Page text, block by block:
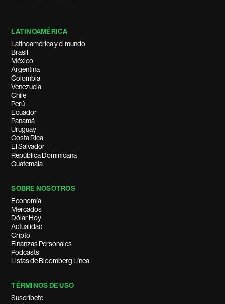
LATINOAMÉRICA
Latinoamérica y el mundo
Brasil
México
Argentina
Colombia
Venezuela
Chile
Perú
Ecuador
Panamá
Uruguay
Costa Rica
El Salvador
República Dominicana
Guatemala
SOBRE NOSOTROS
Economía
Mercados
Dólar Hoy
Actualidad
Cripto
Finanzas Personales
Podcasts
Listas de Bloomberg Línea
TÉRMINOS DE USO
Suscríbete